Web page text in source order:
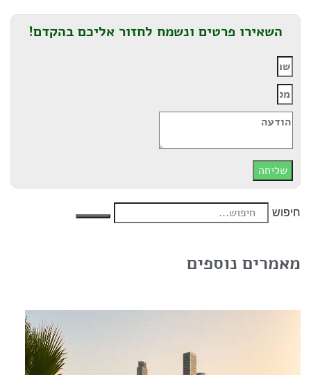
השאירו פרטים ונשמח לחזור אליכם בהקדם!
שליחה
חיפוש
מאמרים נוספים